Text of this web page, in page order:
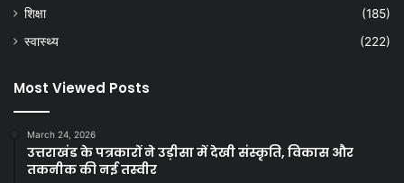
शिक्षा
(185)
स्वास्थ्य
(222)
Most Viewed Posts
March 24, 2026
उत्तराखंड के पत्रकारों ने उड़ीसा में देखी संस्कृति, विकास और
तकनीक की नई तस्वीर